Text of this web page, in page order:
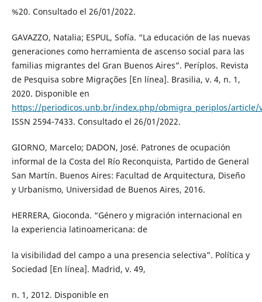
%20. Consultado el 26/01/2022.
GAVAZZO, Natalia; ESPUL, Sofía. “La educación de las nuevas
generaciones como herramienta de ascenso social para las
familias migrantes del Gran Buenos Aires”. Períplos. Revista
de Pesquisa sobre Migrações [En línea]. Brasilia, v. 4, n. 1,
2020. Disponible en
https://periodicos.unb.br/index.php/obmigra_periplos/article/
ISSN 2594-7433. Consultado el 26/01/2022.
GIORNO, Marcelo; DADON, José. Patrones de ocupación
informal de la Costa del Río Reconquista, Partido de General
San Martín. Buenos Aires: Facultad de Arquitectura, Diseño
y Urbanismo, Universidad de Buenos Aires, 2016.
HERRERA, Gioconda. “Género y migración internacional en
la experiencia latinoamericana: de
la visibilidad del campo a una presencia selectiva”. Política y
Sociedad [En línea]. Madrid, v. 49,
n. 1, 2012. Disponible en